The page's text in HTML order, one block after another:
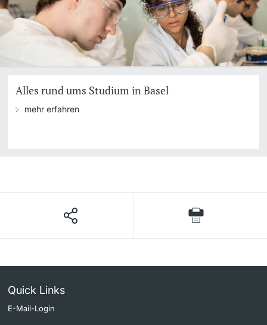
Alles rund ums Studium in Basel
mehr erfahren
Quick Links
E-Mail-Login